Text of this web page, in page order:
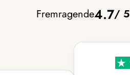
Fremragende4.7/ 5